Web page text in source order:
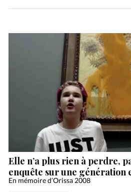
Elle n’a plus rien à perdre,
enquête sur une génération
En mémoire d’Orissa 2008